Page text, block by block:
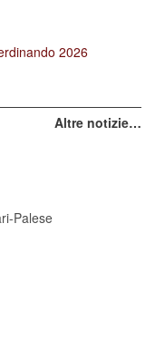
2026
Altre notizie…
Palese